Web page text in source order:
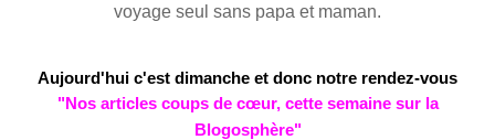
voyage seul sans papa et maman.
Aujourd'hui c'est dimanche et donc notre rendez-vous
"Nos articles coups de cœur, cette semaine sur la
Blogosphère"